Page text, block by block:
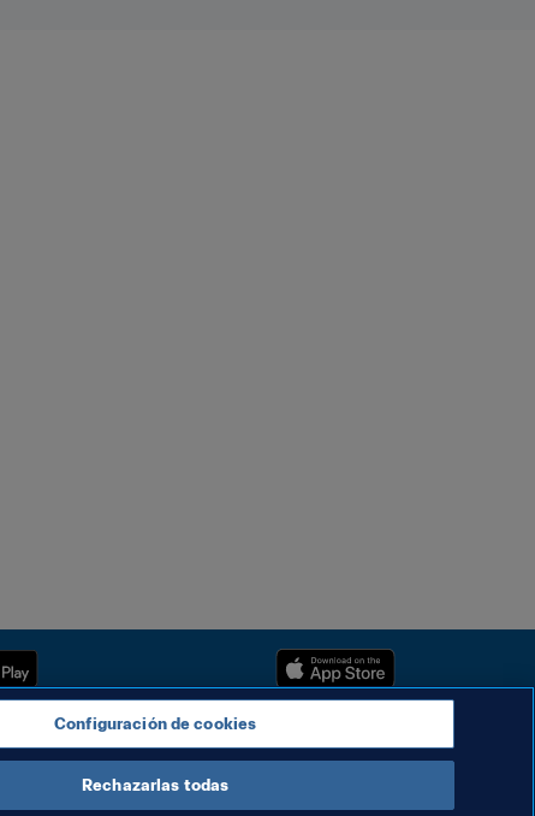
Copyright © 1994 - 2025 FIFA. Reservados todos los derechos.
Configuración de cookies
Rechazarlas todas